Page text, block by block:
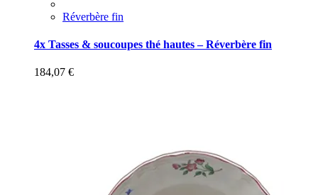
Réverbère fin
4x Tasses & soucoupes thé hautes – Réverbère fin
184,07 €